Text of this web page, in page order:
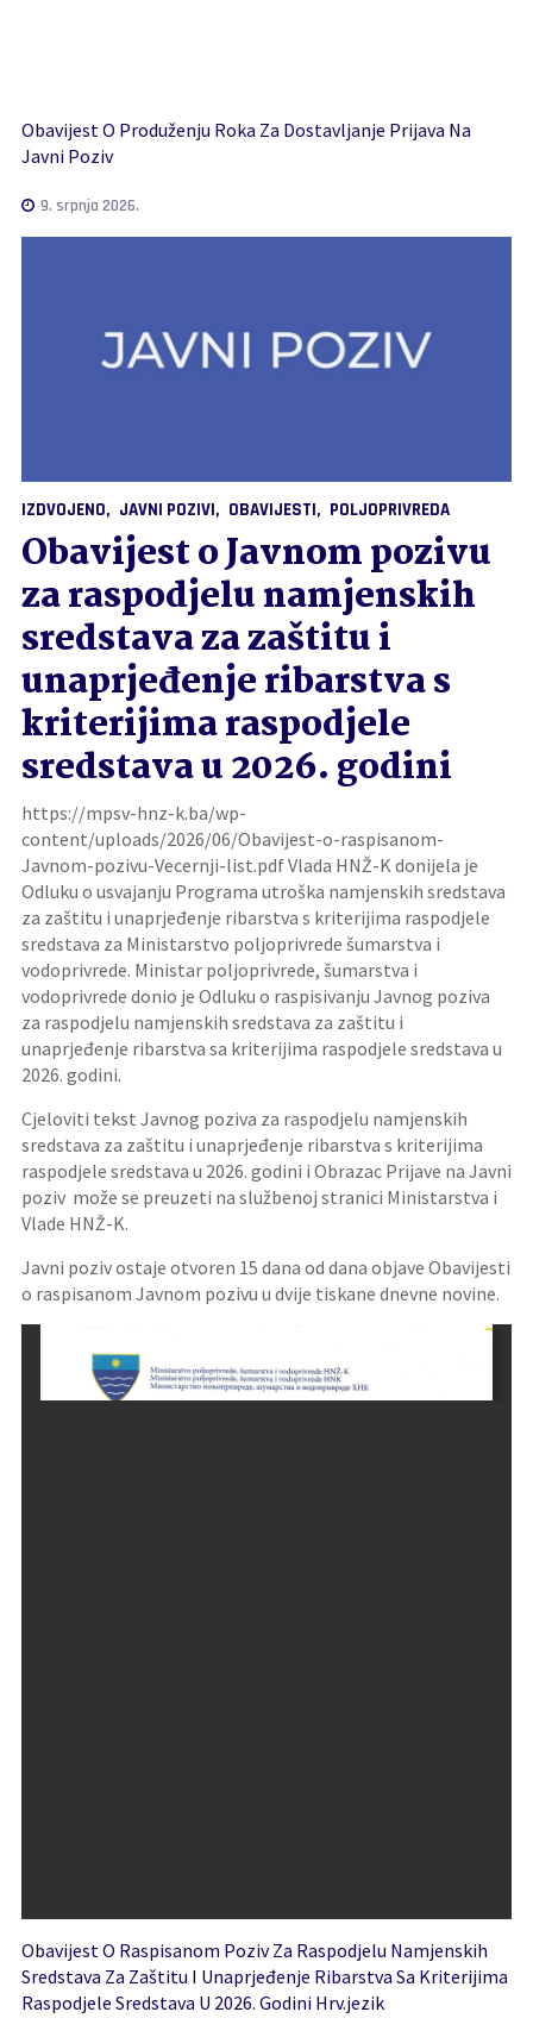
Obavijest O Produženju Roka Za Dostavljanje Prijava Na
Javni Poziv
9. srpnja 2026.
IZDVOJENO JAVNI POZIVI OBAVIJESTI POLJOPRIVREDA
Obavijest o Javnom pozivu
za raspodjelu namjenskih
sredstava za zaštitu i
unaprjeđenje ribarstva s
kriterijima raspodjele
sredstava u 2026. godini
https://mpsv-hnz-k.ba/wp-
content/uploads/2026/06/Obavijest-o-raspisanom-
Javnom-pozivu-Vecernji-list.pdf Vlada HNŽ-K donijela je
Odluku o usvajanju Programa utroška namjenskih sredstava
za zaštitu i unaprjeđenje ribarstva s kriterijima raspodjele
sredstava za Ministarstvo poljoprivrede šumarstva i
vodoprivrede. Ministar poljoprivrede, šumarstva i
vodoprivrede donio je Odluku o raspisivanju Javnog poziva
za raspodjelu namjenskih sredstava za zaštitu i
unaprjeđenje ribarstva sa kriterijima raspodjele sredstava u
2026. godini.
Cjeloviti tekst Javnog poziva za raspodjelu namjenskih
sredstava za zaštitu i unaprjeđenje ribarstva s kriterijima
raspodjele sredstava u 2026. godini i Obrazac Prijave na Javni
poziv može se preuzeti na službenoj stranici Ministarstva i
Vlade HNŽ-K.
Javni poziv ostaje otvoren 15 dana od dana objave Obavijesti
o raspisanom Javnom pozivu u dvije tiskane dnevne novine.
Obavijest O Raspisanom Poziv Za Raspodjelu Namjenskih
Sredstava Za Zaštitu I Unaprjeđenje Ribarstva Sa Kriterijima
Raspodjele Sredstava U 2026. Godini Hrv.jezik